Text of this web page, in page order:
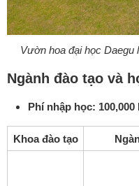
Vườn hoa đại học Daegu
Ngành đào tạo và
Phí nhập học: 100,000
Khoa đào tạo